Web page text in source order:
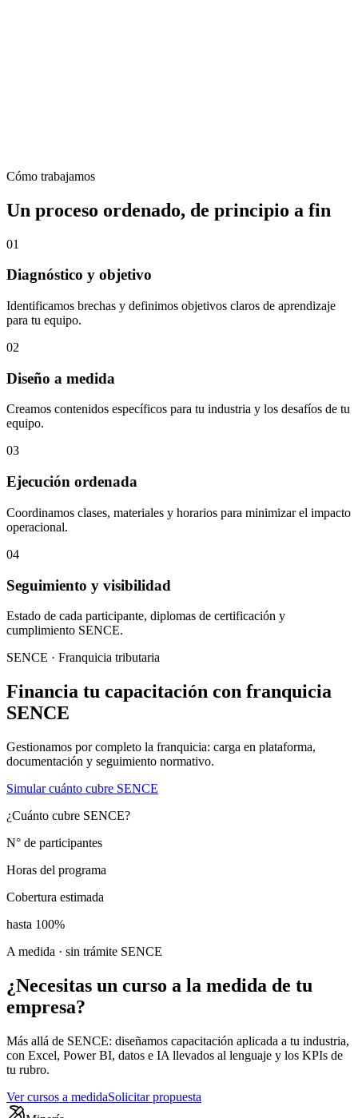
Cómo trabajamos
Un proceso ordenado, de principio a fin
01
Diagnóstico y objetivo
Identificamos brechas y definimos objetivos claros de aprendizaje
para tu equipo.
02
Diseño a medida
Creamos contenidos específicos para tu industria y los desafíos de tu
equipo.
03
Ejecución ordenada
Coordinamos clases, materiales y horarios para minimizar el impacto
operacional.
04
Seguimiento y visibilidad
Estado de cada participante, diplomas de certificación y
cumplimiento SENCE.
SENCE · Franquicia tributaria
Financia tu capacitación con franquicia
SENCE
Gestionamos por completo la franquicia: carga en plataforma,
documentación y seguimiento normativo.
Simular cuánto cubre SENCE
¿Cuánto cubre SENCE?
N° de participantes
Horas del programa
Cobertura estimada
hasta 100%
A medida · sin trámite SENCE
¿Necesitas un curso a la medida de tu
empresa?
Más allá de SENCE: diseñamos capacitación aplicada a tu industria,
con Excel, Power BI, datos e IA llevados al lenguaje y los KPIs de
tu rubro.
Ver cursos a medidaSolicitar propuesta